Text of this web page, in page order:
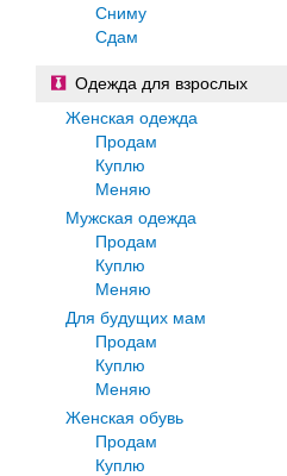
Сниму
Сдам
Одежда для взрослых
Женская одежда
Продам
Куплю
Меняю
Мужская одежда
Продам
Куплю
Меняю
Для будущих мам
Продам
Куплю
Меняю
Женская обувь
Продам
Куплю